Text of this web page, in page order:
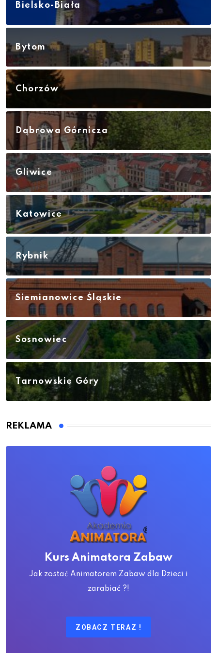
Bielsko-Biała
Bytom
Chorzów
Dąbrowa Górnicza
Gliwice
Katowice
Rybnik
Siemianowice Śląskie
Sosnowiec
Tarnowskie Góry
REKLAMA
Kurs Animatora Zabaw
Jak zostać Animatorem Zabaw dla Dzieci i
zarabiać ?!
ZOBACZ TERAZ !